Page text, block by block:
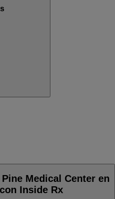
Medical Center en
Inside Rx